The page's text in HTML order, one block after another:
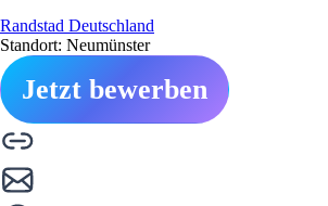
Randstad Deutschland
Standort: Neumünster
Jetzt bewerben